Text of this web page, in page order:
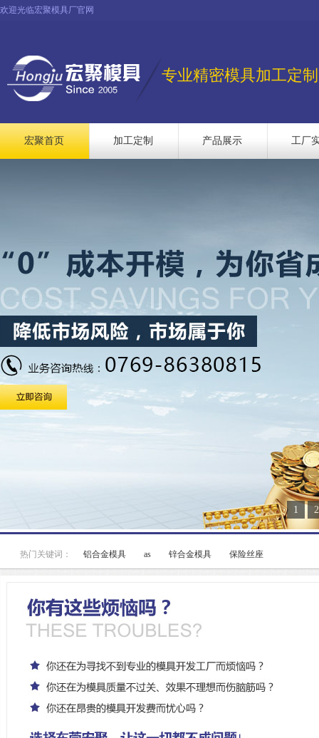
欢迎光临宏聚模具厂官网
专业精密模具加工定制
宏聚首页 加工定制 产品展示 工厂
1 2
热门关键词： 铝合金模具 as 锌合金模具 保险丝座